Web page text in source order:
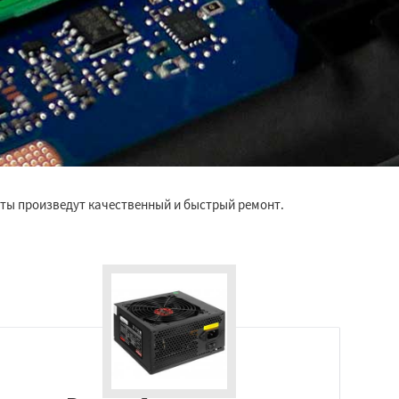
произведут качественный и быстрый ремонт.